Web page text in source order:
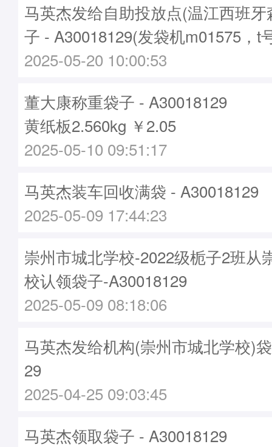
马英杰发给自助投放点(温江西班
子 - A30018129(发袋机m01575，t
2025-05-20 10:00:53
董大康称重袋子 - A30018129
黄纸板2.560kg ￥2.05
2025-05-10 09:51:17
马英杰装车回收满袋 - A30018129
2025-05-09 17:44:23
崇州市城北学校-2022级栀子2班从
校认领袋子-A30018129
2025-05-09 08:18:06
马英杰发给机构(崇州市城北学校)
29
2025-04-25 09:03:45
马英杰领取袋子 - A30018129